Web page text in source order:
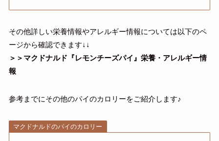
その他詳しい栄養情報やアレルギー情報については以下のペ
ージから確認できます↓↓
＞＞マクドナルド『レモンチーズパイ』栄養・アレルギー情
報
参考までにその他のパイのカロリーをご紹介します♪
マクドナルドのパイのカロリー